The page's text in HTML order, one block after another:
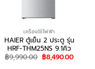
เครื่องใช้ไฟฟ้า
HAIER ตู้เย็น 2 ประตู รุ่น
HRF-THM25NS 9.1คิว
฿9,990.00 Original
price
฿8,490.00